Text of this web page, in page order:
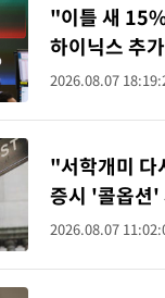
"이틀 새
하이닉스 추
2026.08.07
"서학개미
증시 '콜옵션'
2026.08.07